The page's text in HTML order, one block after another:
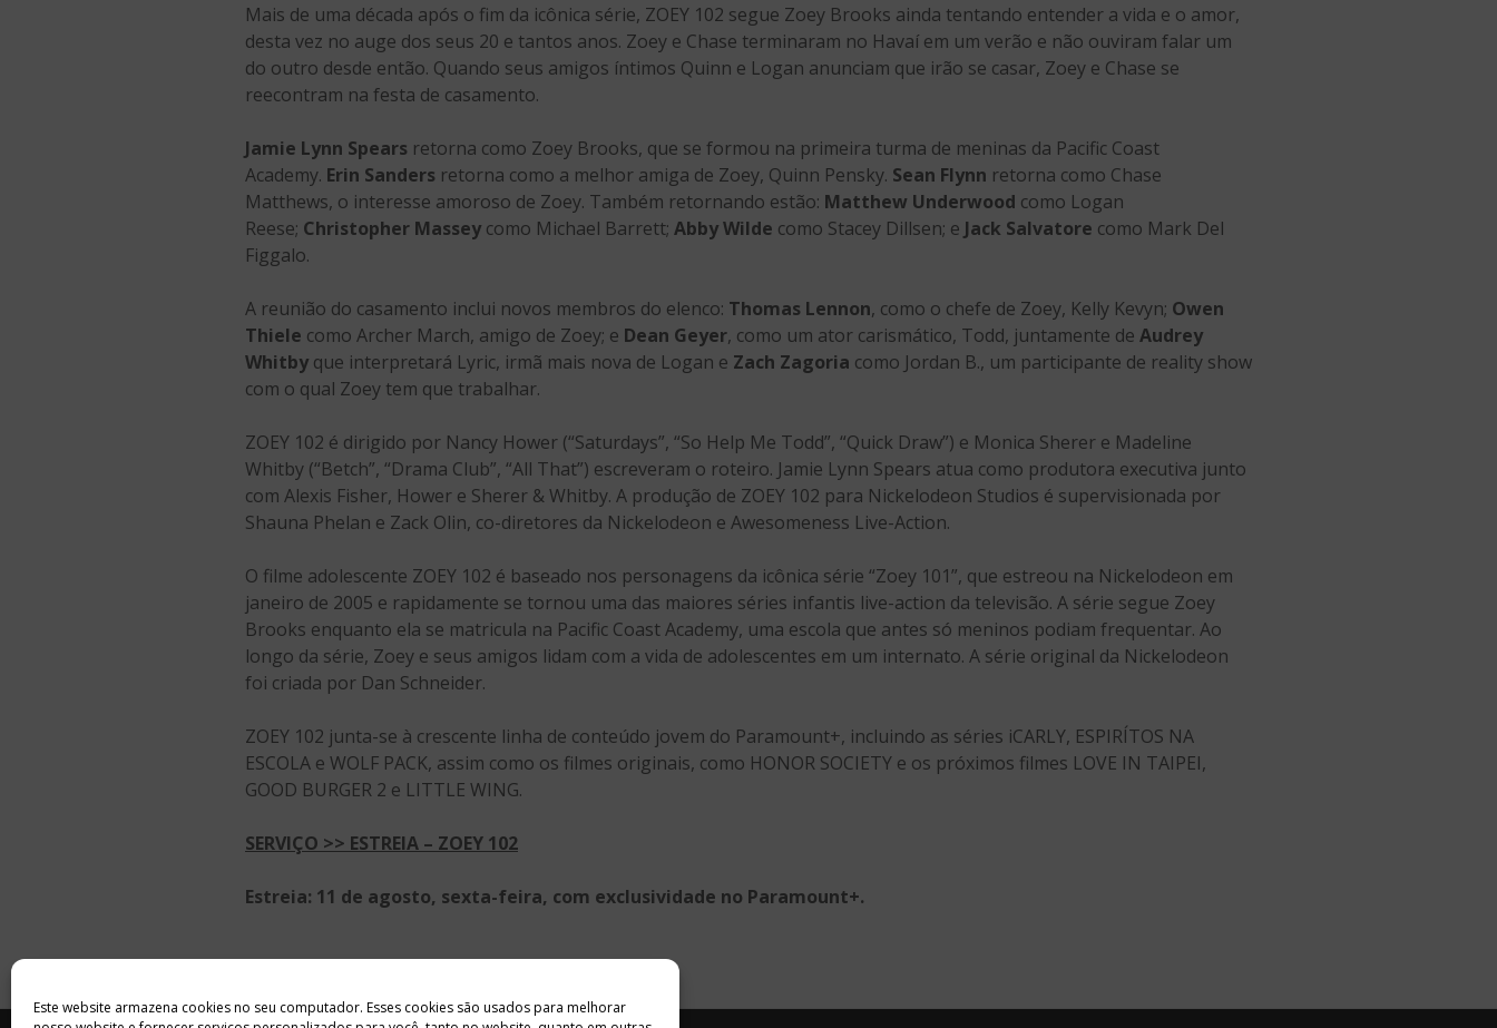
Este website armazena cookies no seu computador. Esses cookies são usados ​​para melhorar
Mais de uma década após o fim da icônica série, ZOEY 102 segue Zoey Brooks ainda tentando entender a vida e o amor,
desta vez no auge dos seus 20 e tantos anos. Zoey e Chase terminaram no Havaí em um verão e não ouviram falar um
do outro desde então. Quando seus amigos íntimos Quinn e Logan anunciam que irão se casar, Zoey e Chase se
reecontram na festa de casamento.
Jamie Lynn Spears retorna como Zoey Brooks, que se formou na primeira turma de meninas da Pacific Coast
Academy. Erin Sanders retorna como a melhor amiga de Zoey, Quinn Pensky. Sean Flynn retorna como Chase
Matthews, o interesse amoroso de Zoey. Também retornando estão: Matthew Underwood como Logan
Reese; Christopher Massey como Michael Barrett; Abby Wilde como Stacey Dillsen; e Jack Salvatore como Mark Del
Figgalo.
A reunião do casamento inclui novos membros do elenco: Thomas Lennon, como o chefe de Zoey, Kelly Kevyn; Owen
Thiele como Archer March, amigo de Zoey; e Dean Geyer, como um ator carismático, Todd, juntamente de Audrey
Whitby que interpretará Lyric, irmã mais nova de Logan e Zach Zagoria como Jordan B., um participante de reality show
com o qual Zoey tem que trabalhar.
ZOEY 102 é dirigido por Nancy Hower (“Saturdays”, “So Help Me Todd”, “Quick Draw”) e Monica Sherer e Madeline
Whitby (“Betch”, “Drama Club”, “All That”) escreveram o roteiro. Jamie Lynn Spears atua como produtora executiva junto
com Alexis Fisher, Hower e Sherer & Whitby. A produção de ZOEY 102 para Nickelodeon Studios é supervisionada por
Shauna Phelan e Zack Olin, co-diretores da Nickelodeon e Awesomeness Live-Action.
O filme adolescente ZOEY 102 é baseado nos personagens da icônica série “Zoey 101”, que estreou na Nickelodeon em
janeiro de 2005 e rapidamente se tornou uma das maiores séries infantis live-action da televisão. A série segue Zoey
Brooks enquanto ela se matricula na Pacific Coast Academy, uma escola que antes só meninos podiam frequentar. Ao
longo da série, Zoey e seus amigos lidam com a vida de adolescentes em um internato. A série original da Nickelodeon
foi criada por Dan Schneider.
ZOEY 102 junta-se à crescente linha de conteúdo jovem do Paramount+, incluindo as séries iCARLY, ESPIRÍTOS NA
ESCOLA e WOLF PACK, assim como os filmes originais, como HONOR SOCIETY e os próximos filmes LOVE IN TAIPEI,
GOOD BURGER 2 e LITTLE WING.
SERVIÇO >> ESTREIA – ZOEY 102
Estreia: 11 de agosto, sexta-feira, com exclusividade no Paramount+.